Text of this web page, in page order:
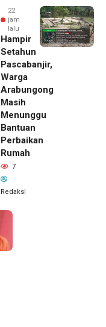
22
jam
lalu
Hampir
Setahun
Pascabanjir,
Warga
Arabungong
Masih
Menunggu
Bantuan
Perbaikan
Rumah
7
Redaksi